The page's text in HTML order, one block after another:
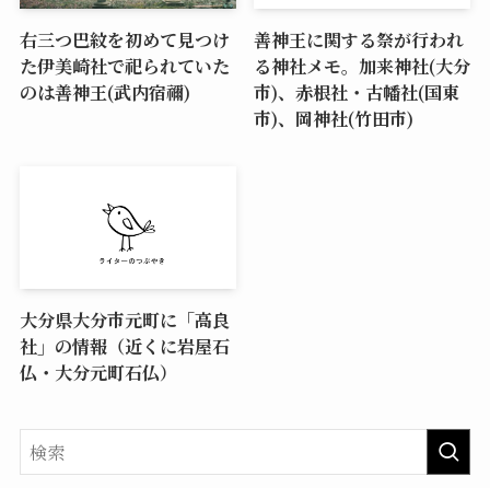
右三つ巴紋を初めて見つけ
た伊美崎社で祀られていた
のは善神王(武内宿禰)
善神王に関する祭が行われ
る神社メモ。加来神社(大分
市)、赤根社・古幡社(国東
市)、岡神社(竹田市)
大分県大分市元町に「高良
社」の情報（近くに岩屋石
仏・大分元町石仏）